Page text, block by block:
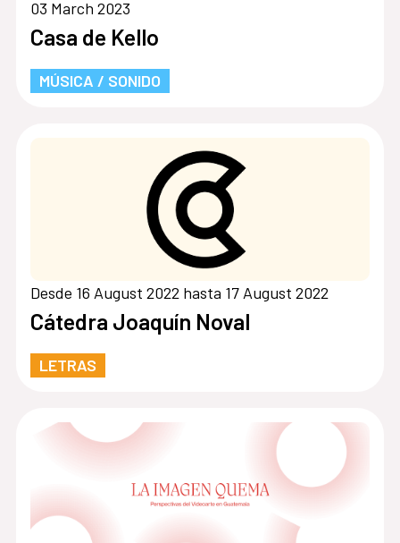
03 March 2023
Casa de Kello
MÚSICA / SONIDO
Desde 16 August 2022 hasta 17 August 2022
Cátedra Joaquín Noval
LETRAS